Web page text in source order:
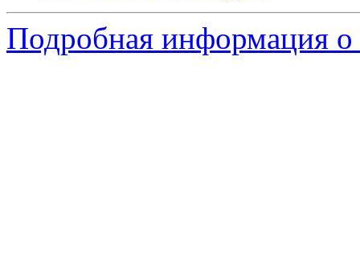
Подробная информация